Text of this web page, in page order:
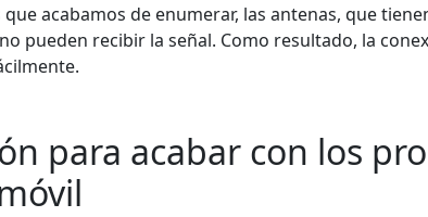
que acabamos de enumerar, las antenas, que
pueden recibir la señal. Como resultado, la
para acabar con los